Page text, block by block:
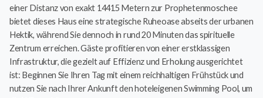
einer Distanz von exakt 14415 Metern zur Prophetenmoschee
bietet dieses Haus eine strategische Ruheoase abseits der urbanen
Hektik, während Sie dennoch in rund 20 Minuten das spirituelle
Zentrum erreichen. Gäste profitieren von einer erstklassigen
Infrastruktur, die gezielt auf Effizienz und Erholung ausgerichtet
ist: Beginnen Sie Ihren Tag mit einem reichhaltigen Frühstück und
nutzen Sie nach Ihrer Ankunft den hoteleigenen Swimming Pool, um